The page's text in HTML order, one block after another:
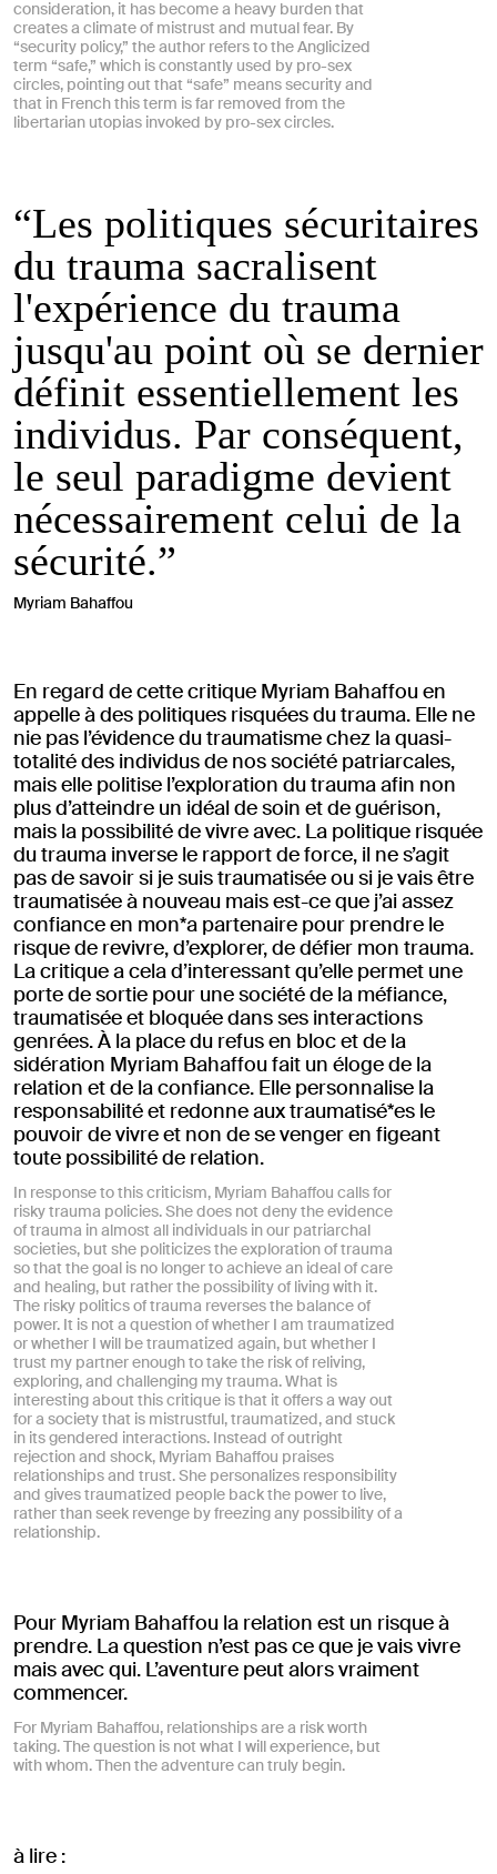
consideration, it has become a heavy burden that
creates a climate of mistrust and mutual fear. By
“security policy,” the author refers to the Anglicized
term “safe,” which is constantly used by pro-sex
circles, pointing out that “safe” means security and
that in French this term is far removed from the
libertarian utopias invoked by pro-sex circles.
“Les politiques sécuritaires
du trauma sacralisent
l'expérience du trauma
jusqu'au point où se dernier
définit essentiellement les
individus. Par conséquent,
le seul paradigme devient
nécessairement celui de la
sécurité.”
Myriam Bahaffou
En regard de cette critique Myriam Bahaffou en
appelle à des politiques risquées du trauma. Elle ne
nie pas l’évidence du traumatisme chez la quasi-
totalité des individus de nos société patriarcales,
mais elle politise l’exploration du trauma afin non
plus d’atteindre un idéal de soin et de guérison,
mais la possibilité de vivre avec. La politique risquée
du trauma inverse le rapport de force, il ne s’agit
pas de savoir si je suis traumatisée ou si je vais être
traumatisée à nouveau mais est-ce que j’ai assez
confiance en mon*a partenaire pour prendre le
risque de revivre, d’explorer, de défier mon trauma.
La critique a cela d’interessant qu’elle permet une
porte de sortie pour une société de la méfiance,
traumatisée et bloquée dans ses interactions
genrées. À la place du refus en bloc et de la
sidération Myriam Bahaffou fait un éloge de la
relation et de la confiance. Elle personnalise la
responsabilité et redonne aux traumatisé*es le
pouvoir de vivre et non de se venger en figeant
toute possibilité de relation.
In response to this criticism, Myriam Bahaffou calls for
risky trauma policies. She does not deny the evidence
of trauma in almost all individuals in our patriarchal
societies, but she politicizes the exploration of trauma
so that the goal is no longer to achieve an ideal of care
and healing, but rather the possibility of living with it.
The risky politics of trauma reverses the balance of
power. It is not a question of whether I am traumatized
or whether I will be traumatized again, but whether I
trust my partner enough to take the risk of reliving,
exploring, and challenging my trauma. What is
interesting about this critique is that it offers a way out
for a society that is mistrustful, traumatized, and stuck
in its gendered interactions. Instead of outright
rejection and shock, Myriam Bahaffou praises
relationships and trust. She personalizes responsibility
and gives traumatized people back the power to live,
rather than seek revenge by freezing any possibility of a
relationship.
Pour Myriam Bahaffou la relation est un risque à
prendre. La question n’est pas ce que je vais vivre
mais avec qui. L’aventure peut alors vraiment
commencer.
For Myriam Bahaffou, relationships are a risk worth
taking. The question is not what I will experience, but
with whom. Then the adventure can truly begin.
à lire :